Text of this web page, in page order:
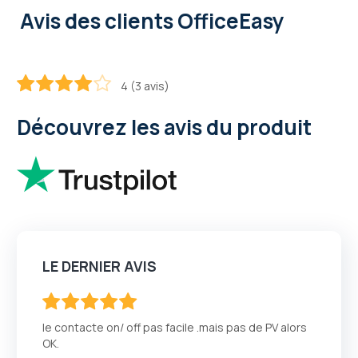
Avis des clients OfficeEasy
4 (3 avis)
Découvrez les avis du produit
LE DERNIER AVIS
le contacte on/ off pas facile .mais pas de PV alors
OK.